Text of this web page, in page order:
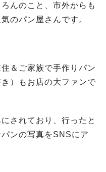
んのこと、市外からも
のパン屋さんです。
＆ご家族で手作りパン
）もお店の大ファンで
されており、行ったと
ンの写真をSNSにア